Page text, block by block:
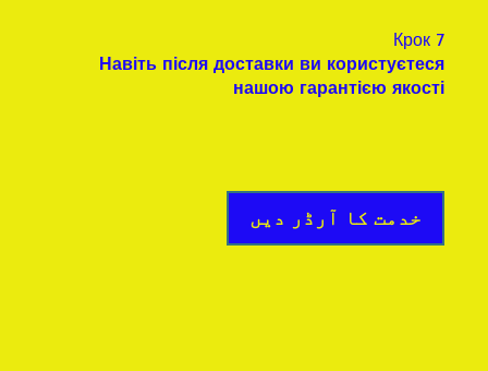
Крок 7
Навіть після доставки ви користуєтеся
нашою гарантією якості
خدمت کا آرڈر دیں